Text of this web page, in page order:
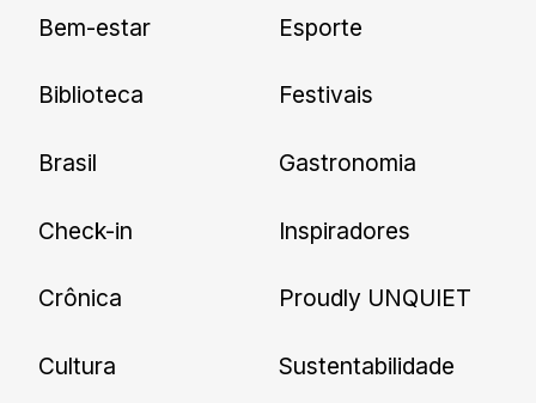
nossas novidades.
Bem-estar
Biblioteca
Brasil
Check-in
Crônica
Cultura
Esporte
Festivais
Gastronomia
Inspiradores
Proudly UNQUIET
Sustentabilidade